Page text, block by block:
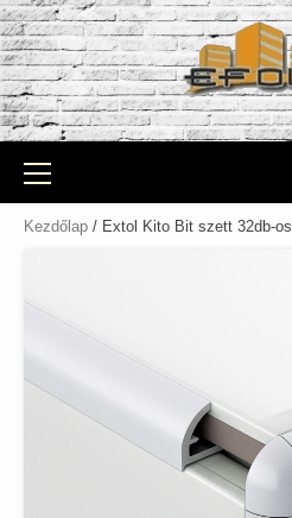
Skip
to
content
Primary
Menu
Kezdőlap / Extol Kito Bit szett 32db-os